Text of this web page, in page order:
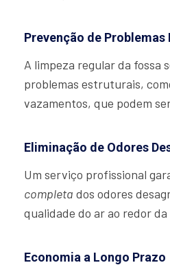
Prevenção de
A limpeza regular da fossa
problemas estruturais,
vazamentos, que podem
Eliminação de Odores
Um serviço profissional
completa dos odores
qualidade do ar ao redor
Economia a Longo Prazo